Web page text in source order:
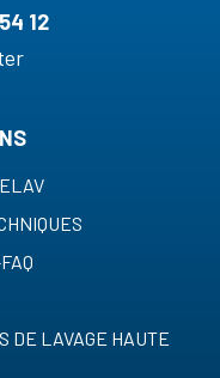
12
DE LAVAGE HAUTE